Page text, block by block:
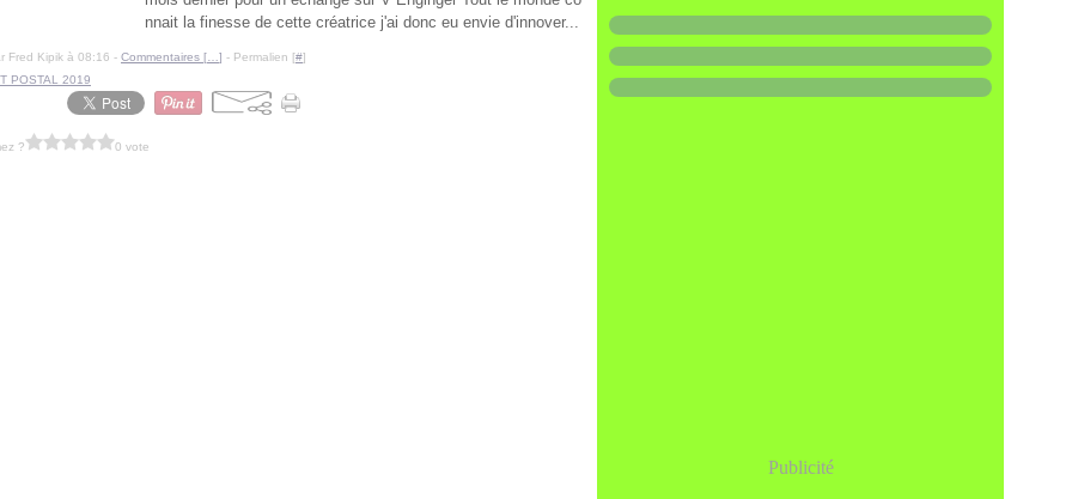
nnait la finesse de cette créatrice j'ai donc eu envie d'innover...
Fred Kipik à 08:16 - Commentaires [ ] - Permalien [#]
POSTAL 2019
? 0 vote
Publicité